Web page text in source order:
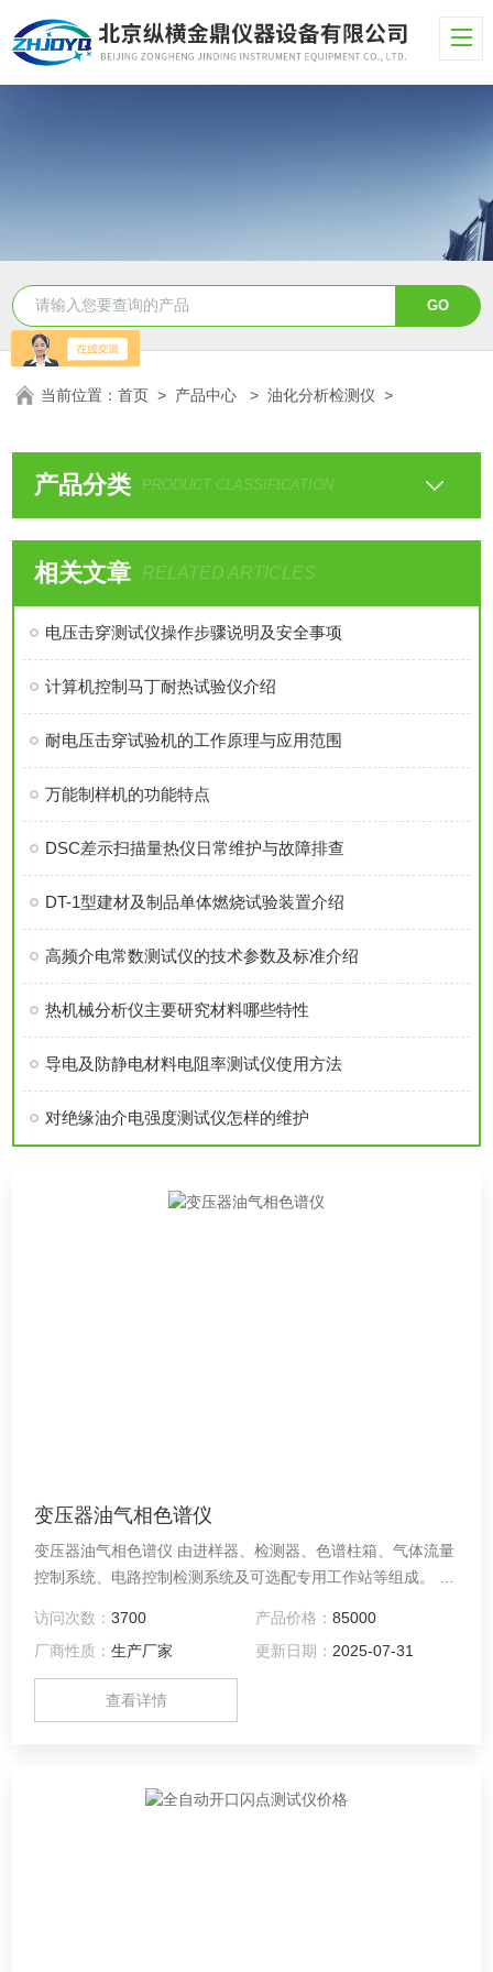
当前位置：首页 > 产品中心 >油化分析检测仪 >
产品分类 PRODUCT CLASSIFICATION
相关文章 RELATED ARTICLES
电压击穿测试仪操作步骤说明及安全事项
计算机控制马丁耐热试验仪介绍
耐电压击穿试验机的工作原理与应用范围
万能制样机的功能特点
DSC差示扫描量热仪日常维护与故障排查
DT-1型建材及制品单体燃烧试验装置介绍
高频介电常数测试仪的技术参数及标准介绍
热机械分析仪主要研究材料哪些特性
导电及防静电材料电阻率测试仪使用方法
对绝缘油介电强度测试仪怎样的维护
变压器油气相色谱仪
变压器油气相色谱仪 由进样器、检测器、色谱柱箱、气体流量
控制系统、电路控制检测系统及可选配专用工作站等组成。 可
制药、食品等领域的质量控制、产品检测。 1. 3.1主要技术指
标： ●操作显示：192*64点阵汉化液 ●温控区域：6路 ●温控范
围：室温＋5℃～400℃，增量：1℃， 精度：±0.1℃
访问次数：3700 产品价格： 85000
厂商性质：生产厂家 更新日期： 2025-07-31
查看详情